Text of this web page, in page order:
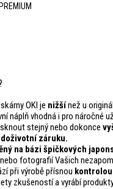
OKI je nižšínež u
náplň vhodná i pro náročné
stejný nebo dokonce
záruku.
na bázi špičkových
fotografií Vašich
při výrobě přísnou kontrolou
zkušeností a vyrábí